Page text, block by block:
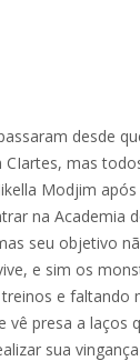
desde
CIartes, mas
Modjim
na Academia
seu objetivo
e sim os
e faltando
vê presa a
sua